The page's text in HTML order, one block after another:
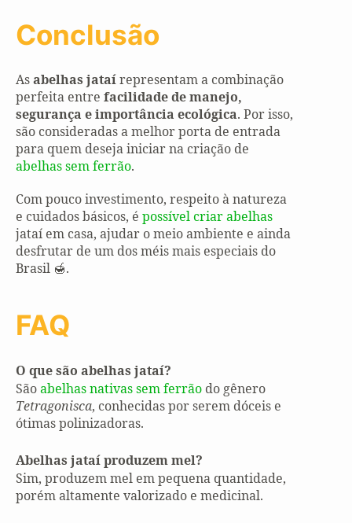
Conclusão
Asabelhas jataírepresentam a combinação
perfeita entre facilidade de manejo,
segurança e importância ecológica. Por isso,
são consideradas a melhor porta de entrada
para quem deseja iniciar na criação de
abelhas sem ferrão.
Com pouco investimento, respeito à natureza
e cuidados básicos, é possível criar abelhas
jataí em casa, ajudar o meio ambiente e ainda
desfrutar de um dos méis mais especiais do
Brasil 🍯.
FAQ
O que são abelhas jataí?
Sãoabelhas nativas sem ferrão do gênero
Tetragonisca, conhecidas por serem dóceis e
ótimas polinizadoras.
Abelhas jataí produzem mel?
Sim, produzem mel em pequena quantidade,
porém altamente valorizado e medicinal.